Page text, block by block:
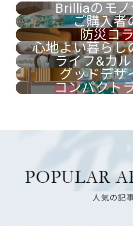
Brilliaのモノ
ご購入者
防災コ
心地よい暮らし
ライフ&カ
グッドデザ
コンパクト
人気の記